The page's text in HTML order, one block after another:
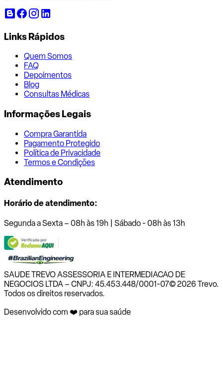
Links Rápidos
Quem Somos
FAQ
Depoimentos
Blog
Consultas Médicas
Informações Legais
Compra Garantida
Pagamento Protegido
Política de Privacidade
Termos e Condições
Atendimento
Horário de atendimento:
Segunda a Sexta – 08h às 19h | Sábado - 08h às 13h
SAUDE TREVO ASSESSORIA E INTERMEDIACAO DE
NEGOCIOS LTDA – CNPJ: 45.453.448/0001-07© 2026 Trevo.
Todos os direitos reservados.
Desenvolvido com ❤️ para sua saúde